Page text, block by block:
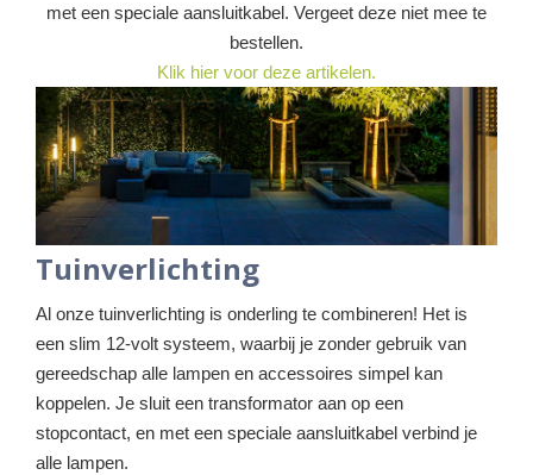
met een speciale aansluitkabel. Vergeet deze niet mee te
bestellen.
Klik hier voor deze artikelen.
Tuinverlichting
Al onze tuinverlichting is onderling te combineren! Het is
een slim 12-volt systeem, waarbij je zonder gebruik van
gereedschap alle lampen en accessoires simpel kan
koppelen. Je sluit een transformator aan op een
stopcontact, en met een speciale aansluitkabel verbind je
alle lampen.